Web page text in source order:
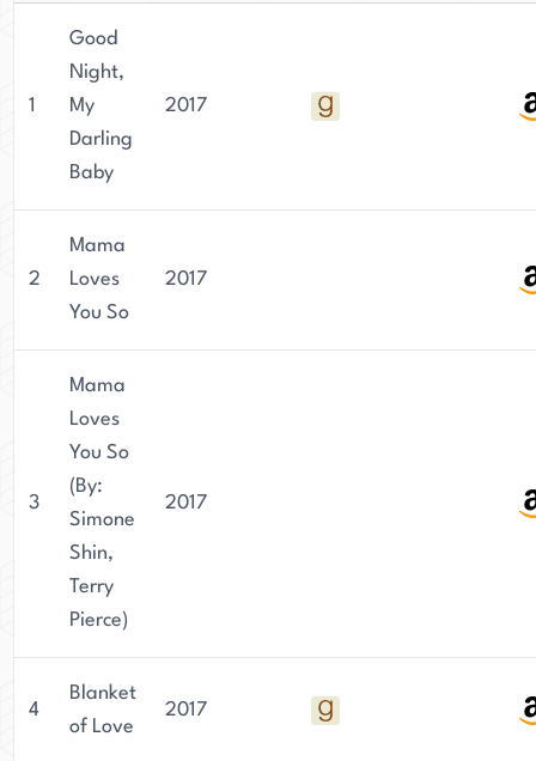
1
Good
Night,
My
Darling
Baby
2017
2
Mama
Loves
You So
2017
3
Mama
Loves
You So
(By:
Simone
Shin,
Terry
Pierce)
2017
4
Blanket
of Love
2017